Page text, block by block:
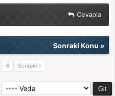
Cevapla
Sonraki Konu»
6 Sonraki »